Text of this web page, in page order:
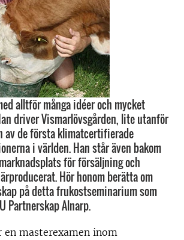
alltför många idéer och mycket
driver Vismarlövsgården, lite utanför
av de första klimatcertifierade
i världen. Han står även bakom
för försäljning och
Hör honom berätta om
på detta frukostseminarium som
Partnerskap Alnarp.
en masterexamen inom